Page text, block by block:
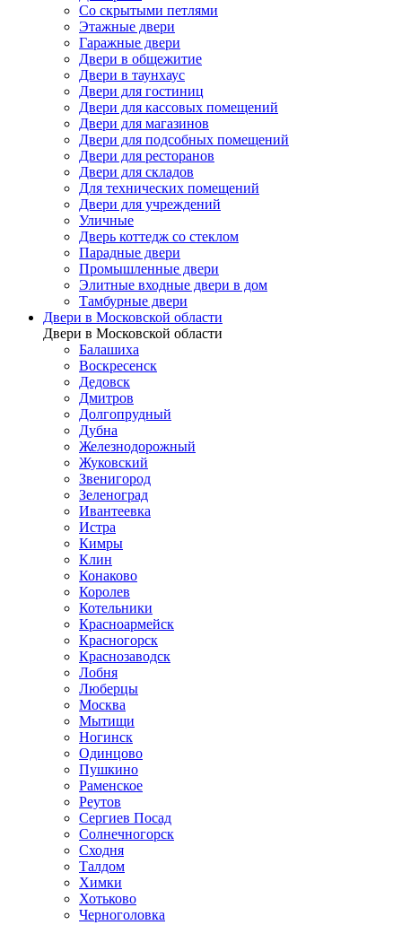
Со скрытыми петлями
Этажные двери
Гаражные двери
Двери в общежитие
Двери в таунхаус
Двери для гостиниц
Двери для кассовых помещений
Двери для магазинов
Двери для подсобных помещений
Двери для ресторанов
Двери для складов
Для технических помещений
Двери для учреждений
Уличные
Дверь коттедж со стеклом
Парадные двери
Промышленные двери
Элитные входные двери в дом
Тамбурные двери
Двери в Московской области
Двери в Московской области
Балашиха
Воскресенск
Дедовск
Дмитров
Долгопрудный
Дубна
Железнодорожный
Жуковский
Звенигород
Зеленоград
Ивантеевка
Истра
Кимры
Клин
Конаково
Королев
Котельники
Красноармейск
Красногорск
Краснозаводск
Лобня
Люберцы
Москва
Мытищи
Ногинск
Одинцово
Пушкино
Раменское
Реутов
Сергиев Посад
Солнечногорск
Сходня
Талдом
Химки
Хотьково
Черноголовка